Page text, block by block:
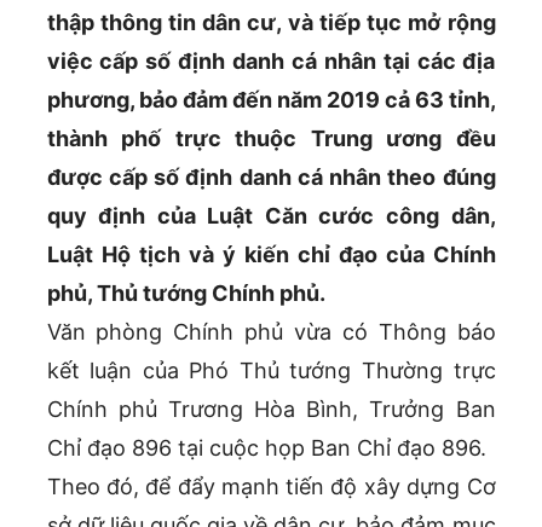
thập thông tin dân cư, và tiếp tục mở rộng
việc cấp số định danh cá nhân tại các địa
phương, bảo đảm đến năm 2019 cả 63 tỉnh,
thành phố trực thuộc Trung ương đều
được cấp số định danh cá nhân theo đúng
quy định của Luật Căn cước công dân,
Luật Hộ tịch và ý kiến chỉ đạo của Chính
phủ, Thủ tướng Chính phủ.
Văn phòng Chính phủ vừa có Thông báo
kết luận của Phó Thủ tướng Thường trực
Chính phủ Trương Hòa Bình, Trưởng Ban
Chỉ đạo 896 tại cuộc họp Ban Chỉ đạo 896.
Theo đó, để đẩy mạnh tiến độ xây dựng Cơ